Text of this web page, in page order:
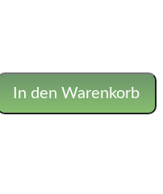
In den Warenkorb